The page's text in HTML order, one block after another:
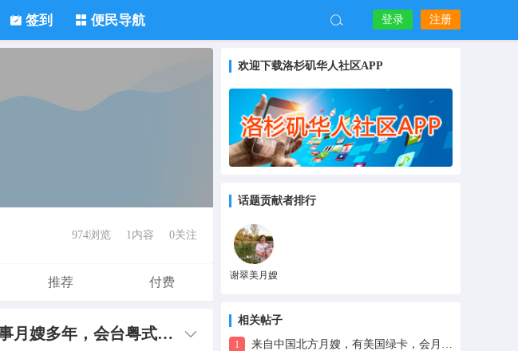
签到 便民导航 登录 注册
欢迎下载洛杉矶华人社区APP
话题贡献者排行
谢翠美月嫂
相关帖子
1 来自中国北方月嫂，有美国绿卡，会月子餐、早教、母婴护理、开奶和通乳
974浏览 1内容 0关注
推荐 付费
广东籍月嫂，有美国绿卡，有保险，有健康证，已打疫苗，在美国从事月嫂多年，会台粤式月子歺、母体恢复护理